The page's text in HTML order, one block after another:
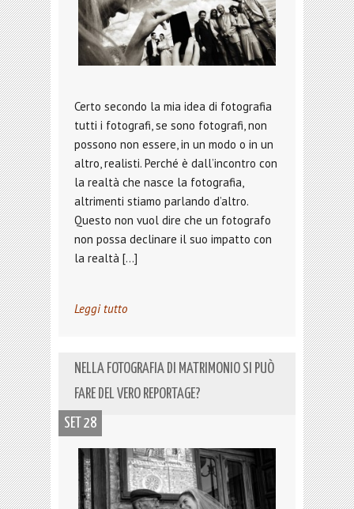
Certo secondo la mia idea di fotografia
tutti i fotografi, se sono fotografi, non
possono non essere, in un modo o in un
altro, realisti. Perché è dall’incontro con
la realtà che nasce la fotografia,
altrimenti stiamo parlando d’altro.
Questo non vuol dire che un fotografo
non possa declinare il suo impatto con
la realtà […]
Leggi tutto
NELLA FOTOGRAFIA DI MATRIMONIO SI PUÒ
FARE DEL VERO REPORTAGE?
SET 28